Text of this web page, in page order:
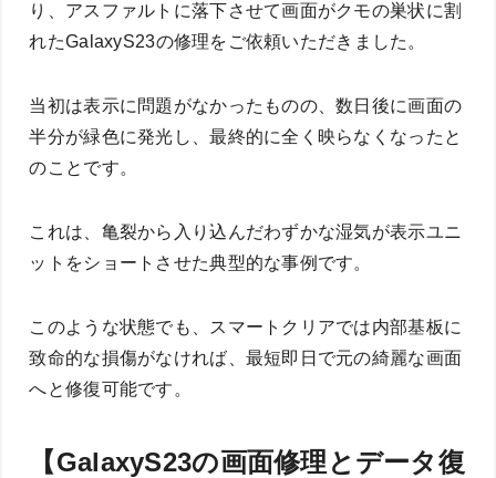
り、アスファルトに落下させて画面がクモの巣状に割
れたGalaxyS23の修理をご依頼いただきました。
当初は表示に問題がなかったものの、数日後に画面の
半分が緑色に発光し、最終的に全く映らなくなったと
のことです。
これは、亀裂から入り込んだわずかな湿気が表示ユニ
ットをショートさせた典型的な事例です。
このような状態でも、スマートクリアでは内部基板に
致命的な損傷がなければ、最短即日で元の綺麗な画面
へと修復可能です。
【GalaxyS23の画面修理とデータ復